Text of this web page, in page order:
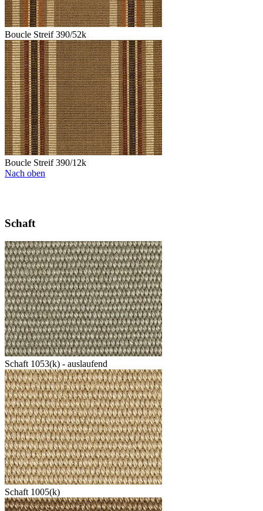
Boucle Streif 390/52k
Boucle Streif 390/12k
Nach oben
Schaft
Schaft 1053(k) - auslaufend
Schaft 1005(k)